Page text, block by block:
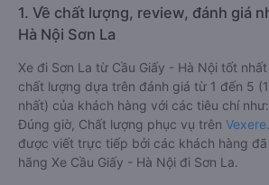
1. Về chất lượng, review, đánh giá
Hà Nội Sơn La
Xe đi Sơn La từ Cầu Giấy - Hà Nội tốt
chất lượng dựa trên đánh giá từ 1 đến 5
nhất) của khách hàng với các tiêu chí
Đúng giờ, Chất lượng phục vụ trên
được viết trực tiếp bởi các khách hàng
hãng Xe Cầu Giấy - Hà Nội đi Sơn La.